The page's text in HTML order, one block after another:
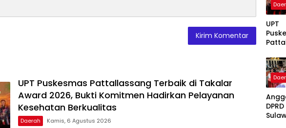
UPT Puskesmas Pattallassang Terbaik di Takalar
Award 2026, Bukti Komitmen Hadirkan Pelayanan
Kesehatan Berkualitas
Daerah Kamis, 6 Agustus 2026
UPT
Bukti